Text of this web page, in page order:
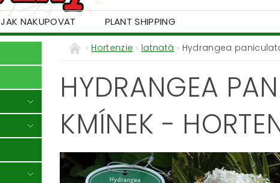
JAK NAKUPOVAT PLANT SHIPPING
Hortenzie latnatá Hydrangea
HYDRANGEA
KMÍNEK -